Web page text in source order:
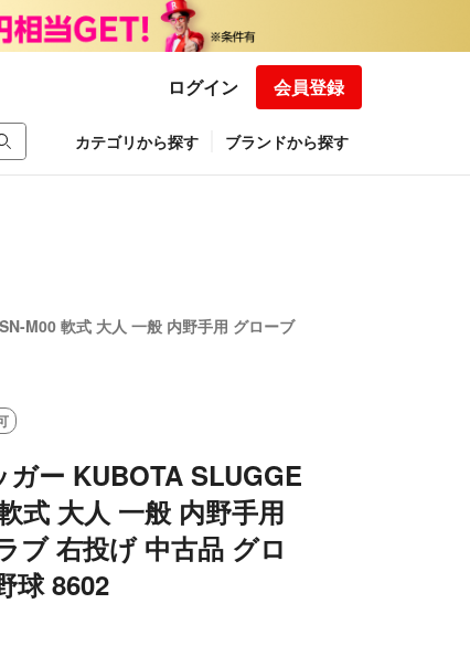
ログイン 会員登録
カテゴリから探す ブランドから探す
M00 軟式 大人 一般 内野手用 グローブ
ガー KUBOTA SLUGGE
式 大人 一般 内野手用
ブ 右投げ 中古品 グロ
球 8602